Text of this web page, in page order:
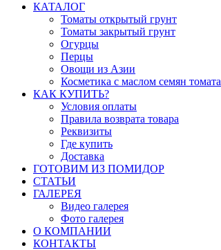
КАТАЛОГ
Томаты открытый грунт
Томаты закрытый грунт
Огурцы
Перцы
Овощи из Азии
Косметика с маслом семян томата
КАК КУПИТЬ?
Условия оплаты
Правила возврата товара
Реквизиты
Где купить
Доставка
ГОТОВИМ ИЗ ПОМИДОР
СТАТЬИ
ГАЛЕРЕЯ
Видео галерея
Фото галерея
О КОМПАНИИ
КОНТАКТЫ